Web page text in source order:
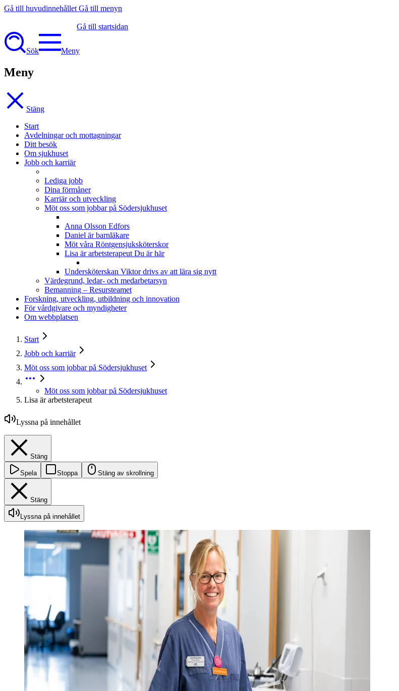
Gå till huvudinnehållet Gå till menyn
Gå till startsidan
Sök Meny
Meny
Stäng
Start
Avdelningar och mottagningar
Ditt besök
Om sjukhuset
Jobb och karriär
Lediga jobb
Dina förmåner
Karriär och utveckling
Möt oss som jobbar på Södersjukhuset
Anna Olsson Edfors
Daniel är barnläkare
Möt våra Röntgensjuksköterskor
Lisa är arbetsterapeut Du är här
Undersköterskan Viktor drivs av att lära sig nytt
Värdegrund, ledar- och medarbetarsyn
Bemanning – Resursteamet
Forskning, utveckling, utbildning och innovation
För vårdgivare och myndigheter
Om webbplatsen
Start
Jobb och karriär
Möt oss som jobbar på Södersjukhuset
Möt oss som jobbar på Södersjukhuset
Lisa är arbetsterapeut
Lyssna på innehållet
Stäng
Spela Stoppa Stäng av skrollning
Stäng
Lyssna på innehållet